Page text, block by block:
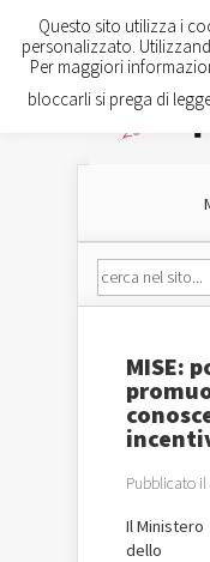
MISE:
Pubblicato
Il Ministero
dello
Questo sito utilizza i
personalizzato.
Per maggiori
bloccarli si prega di